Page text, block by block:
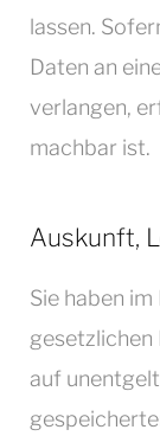
lassen.
Daten an
verlangen,
machbar ist.
Auskunft,
Sie haben
gesetzlichen
auf